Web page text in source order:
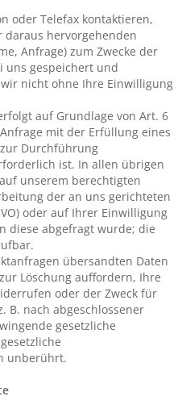
oder Telefax kontaktieren,
hervorgehenden
Anfrage) zum Zwecke der
uns gespeichert und
nicht ohne Ihre Einwilligung
auf Grundlage von Art. 6
mit der Erfüllung eines
Durchführung
ist. In allen übrigen
unserem berechtigten
der an uns gerichteten
oder auf Ihrer Einwilligung
diese abgefragt wurde; die
übersandten Daten
Löschung auffordern, Ihre
oder der Zweck für
B. nach abgeschlossener
gesetzliche
unberührt.